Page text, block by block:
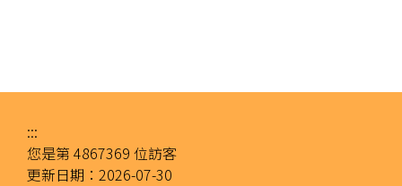
:::
您是第 4867369 位訪客
更新日期： 2026-07-30